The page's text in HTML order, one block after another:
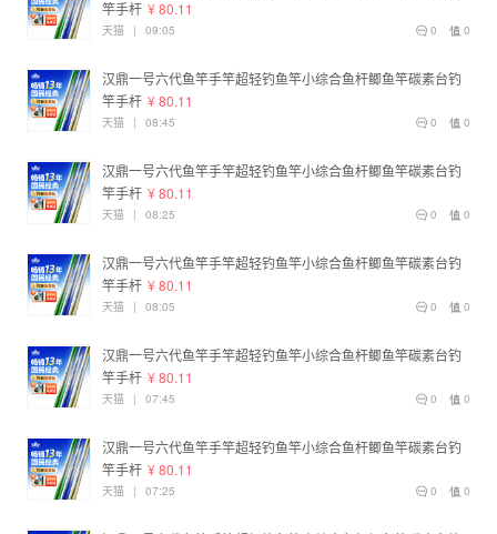
竿手杆 ¥ 80.11
0
0
天猫 | 09:05
汉鼎一号六代鱼竿手竿超轻钓鱼竿小综合鱼杆鲫鱼竿碳素台钓
竿手杆 ¥ 80.11
0
0
天猫 | 08:45
汉鼎一号六代鱼竿手竿超轻钓鱼竿小综合鱼杆鲫鱼竿碳素台钓
竿手杆 ¥ 80.11
0
0
天猫 | 08:25
汉鼎一号六代鱼竿手竿超轻钓鱼竿小综合鱼杆鲫鱼竿碳素台钓
竿手杆 ¥ 80.11
0
0
天猫 | 08:05
汉鼎一号六代鱼竿手竿超轻钓鱼竿小综合鱼杆鲫鱼竿碳素台钓
竿手杆 ¥ 80.11
0
0
天猫 | 07:45
汉鼎一号六代鱼竿手竿超轻钓鱼竿小综合鱼杆鲫鱼竿碳素台钓
竿手杆 ¥ 80.11
0
0
天猫 | 07:25